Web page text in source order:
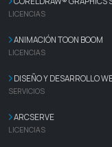
LICENCIAS
ANIMACIÓN TOON BOOM
LICENCIAS
DISEÑO Y DESARROLLO
SERVICIOS
ARCSERVE
LICENCIAS